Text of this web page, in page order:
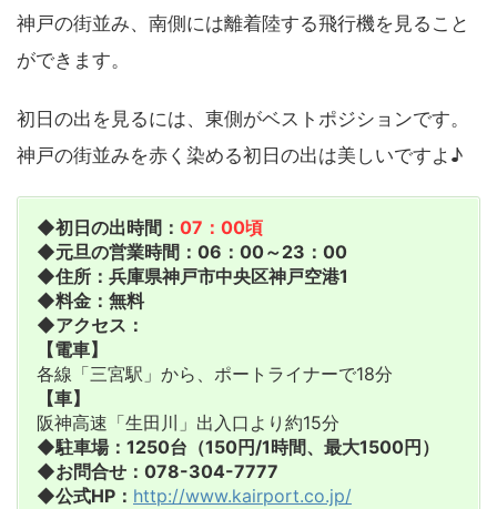
神戸の街並み、南側には離着陸する飛行機を見ること
ができます。
初日の出を見るには、東側がベストポジションです。
神戸の街並みを赤く染める初日の出は美しいですよ♪
◆初日の出時間： 07：00頃
◆元旦の営業時間：06：00～23：00
◆住所：兵庫県神戸市中央区神戸空港1
◆料金：無料
◆アクセス：
【電車】
各線「三宮駅」から、ポートライナーで18分
【車】
阪神高速「生田川」出入口より約15分
◆駐車場：1250台（150円/1時間、最大1500円）
◆お問合せ：078-304-7777
◆公式HP： http://www.kairport.co.jp/